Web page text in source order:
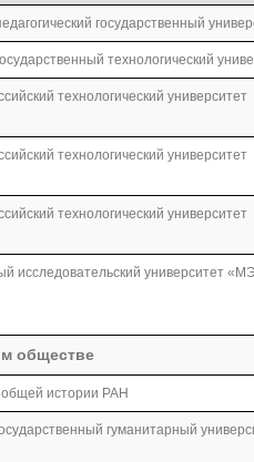
государственный
технологический
технологический университет
технологический университет
технологический университет
исследовательский университет
обществе
истории РАН
гуманитарный